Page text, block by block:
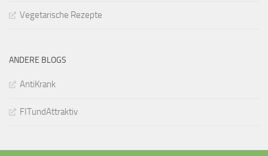
Vegetarische Rezepte
ANDERE BLOGS
AntiKrank
FITundAttraktiv